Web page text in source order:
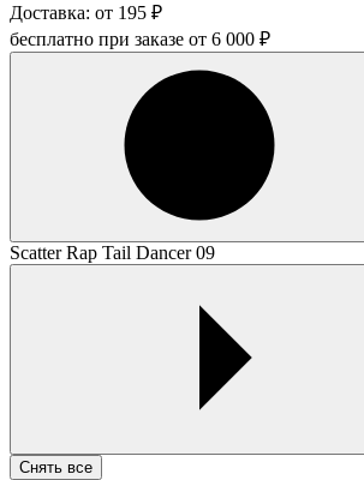
Доставка: от 195 ₽
бесплатно при заказе от 6 000 ₽
Scatter Rap Tail Dancer 09
Снять все